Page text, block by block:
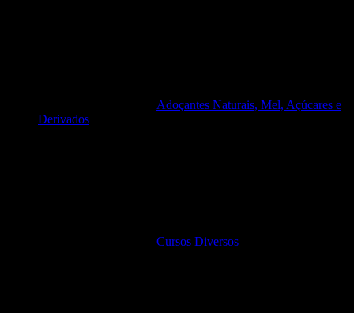
Adoçantes Naturais, Mel, Açúcares e
Derivados
Cursos Diversos